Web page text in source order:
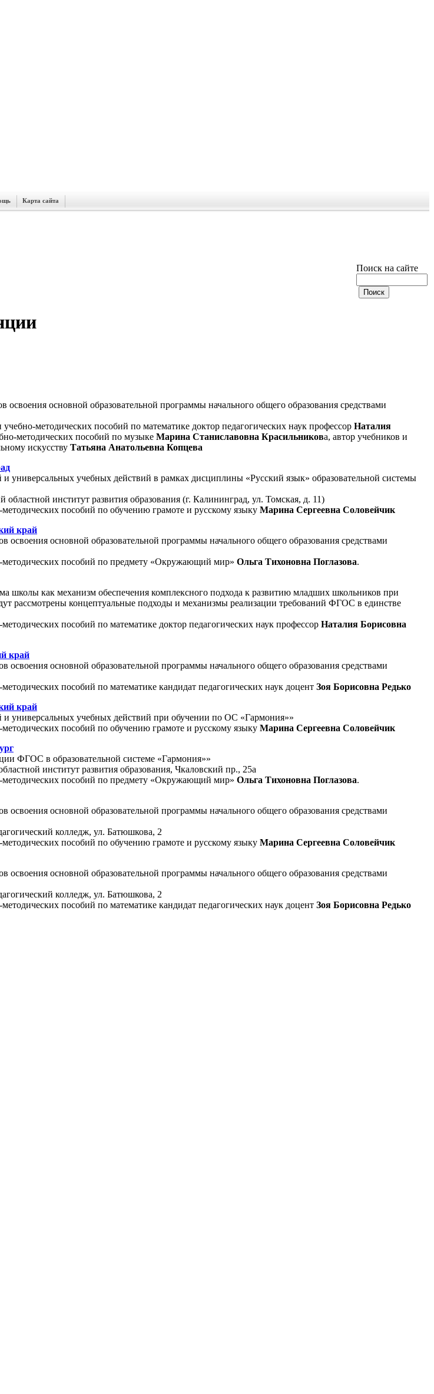
Карта сайта
Поиск на сайте
освоения основной образовательной программы начального общего образования средствами
методических пособий по математике доктор педагогических наук профессор Наталия
методических пособий по музыке Марина Станиславовна Красильникова, автор учебников и
искусству Татьяна Анатольевна Копцева
учебных действий в рамках дисциплины «Русский язык» образовательной системы
институт развития образования (г. Калининград, ул. Томская, д. 11)
пособий по обучению грамоте и русскому языку Марина Сергеевна Соловейчик
край
освоения основной образовательной программы начального общего образования средствами
методических пособий по предмету «Окружающий мир» Ольга Тихоновна Поглазова.
школы как механизм обеспечения комплексного подхода к развитию младших школьников при
рассмотрены концептуальные подходы и механизмы реализации требований ФГОС в единстве
пособий по математике доктор педагогических наук профессор Наталия Борисовна
край
освоения основной образовательной программы начального общего образования средствами
пособий по математике кандидат педагогических наук доцент Зоя Борисовна Редько
край
универсальных учебных действий при обучении по ОС «Гармония»»
пособий по обучению грамоте и русскому языку Марина Сергеевна Соловейчик
ФГОС в образовательной системе «Гармония»»
институт развития образования, Чкаловский пр., 25а
методических пособий по предмету «Окружающий мир» Ольга Тихоновна Поглазова.
освоения основной образовательной программы начального общего образования средствами
колледж, ул. Батюшкова, 2
пособий по обучению грамоте и русскому языку Марина Сергеевна Соловейчик
освоения основной образовательной программы начального общего образования средствами
колледж, ул. Батюшкова, 2
пособий по математике кандидат педагогических наук доцент Зоя Борисовна Редько